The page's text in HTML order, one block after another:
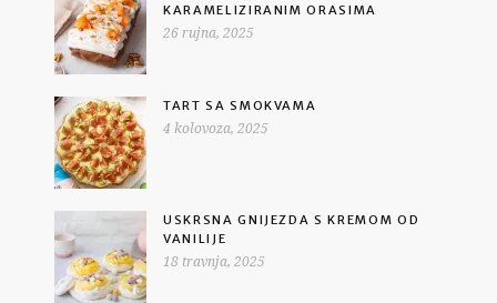
KARAMELIZIRANIM ORASIMA
26 rujna, 2025
TART SA SMOKVAMA
4 kolovoza, 2025
USKRSNA GNIJEZDA S KREMOM OD
VANILIJE
18 travnja, 2025